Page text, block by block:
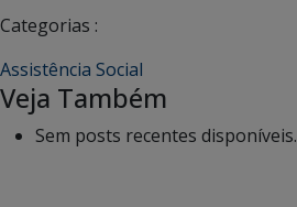
Categorias :
Assistência Social
Veja Também
Sem posts recentes disponíveis.